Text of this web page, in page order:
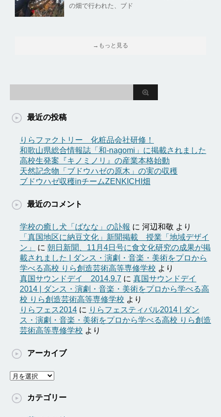
の畑で行われた、ブド
→もっと見る
最近の投稿
りらファクトリー 化粧品会社研修！
和歌山県総合情報誌「和-nagomi」に掲載されました
高校生発案『キノミノリ』の産業本格始動
天然記念物「ブドウハゼの原木」の実の収穫
ブドウハゼ収穫inチームZENKICHI畑
最近のコメント
学校の癒し犬「ばなな」の訃報 に 河辺和敬 より
「真国地区に納豆文化」新聞掲載 授業「地域デザイ
ン」
に 朝日新聞、11月4日号に食文化研究の成果が掲
載されました | ダンス・演劇・音楽・美術をプロから
学べる高校 りら創造芸術高等専修学校 より
真国サウンドデイ 2014.9.7 に 真国サウンドデイ
2014 | ダンス・演劇・音楽・美術をプロから学べる高
校 りら創造芸術高等専修学校 より
りらフェス2014 に りらフェスティバル2014 | ダン
ス・演劇・音楽・美術をプロから学べる高校 りら創造
芸術高等専修学校 より
アーカイブ
ア
カ
カテゴリー